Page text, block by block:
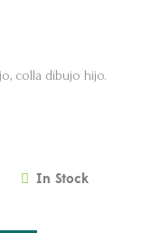
colla dibujo hijo.
In Stock